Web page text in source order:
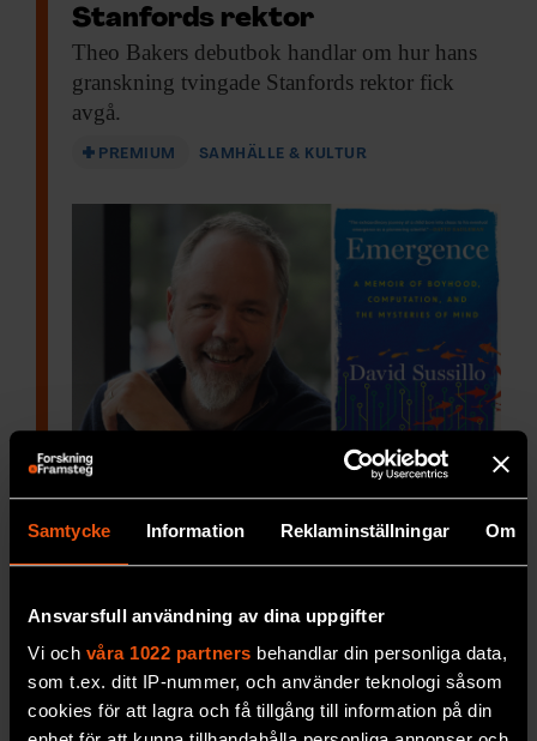
Samtycke Information Reklaminställningar Om
Ansvarsfull användning av dina uppgifter
Vi och våra 1022 partners behandlar din personliga data,
som t.ex. ditt IP-nummer, och använder teknologi såsom
cookies för att lagra och få tillgång till information på din
Stanfords rektor
Theo Bakers debutbok handlar om hur hans
granskning tvingade Stanfords rektor fick
avgå.
PREMIUM SAMHÄLLE & KULTUR
Knarkarnas pojke blev
professor
läst David Sussillos bok Emergence där
naturvetenskap vävs samman med författarens
personliga berättelse.
PREMIUM TEKNIK